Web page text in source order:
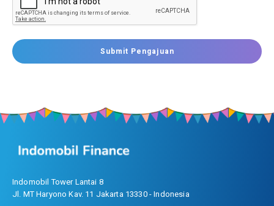
Submit Pengajuan
Indomobil Tower Lantai 8
Jl. MT Haryono Kav. 11 Jakarta 13330 - Indonesia